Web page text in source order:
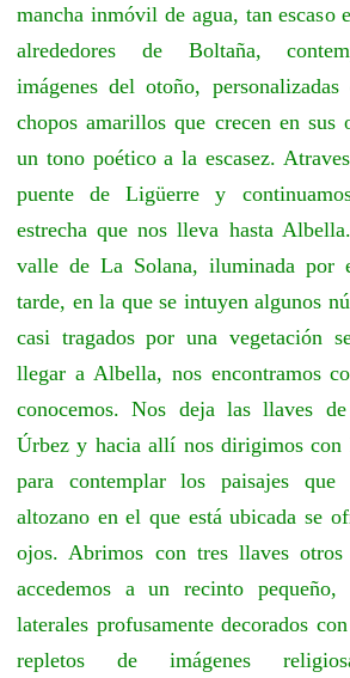
mancha inmóvil de agua, tan escaso
alrededores de Boltaña,
imágenes del otoño,
chopos amarillos que crecen en sus
un tono poético a la escasez.
puente de Ligüerre y
estrecha que nos lleva hasta
valle de La Solana, iluminada por
tarde, en la que se intuyen algunos
casi tragados por una vegetación
llegar a Albella, nos encontramos
conocemos. Nos deja las llaves
Úrbez y hacia allí nos dirigimos con
para contemplar los paisajes que
altozano en el que está ubicada se
ojos. Abrimos con tres llaves otros
accedemos a un recinto
laterales profusamente decorados
repletos de imágenes